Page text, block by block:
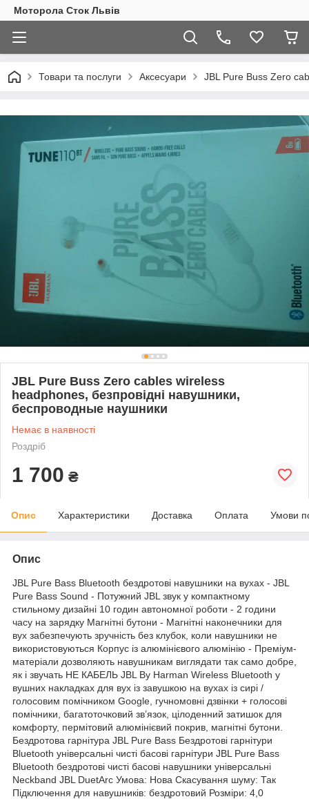
Моторола Сток Львів
Товари та послуги Аксесуари JBL Pure Buss Zero
JBL Pure Buss Zero cables wireless
headphones, безпровідні навушники,
беспроводные наушники
Немає в наявності
Роздріб
1 700 ₴
Опис Характеристики Доставка Оплата Умови
Опис
JBL Pure Bass Bluetooth бездротові навушники на вухах - JBL
Pure Bass Sound - Потужний JBL звук у компактному
стильному дизайні 10 годин автономної роботи - 2 години
часу на зарядку Магнітні бутони - Магнітні наконечники для
вух забезпечують зручність без клубок, коли навушники не
використовуються Корпус із алюмінієвого алюмінію - Преміум-
матеріали дозволяють навушникам виглядати так само добре,
як і звучать НЕ КАБЕЛЬ JBL By Harman Wireless Bluetooth у
вушних накладках для вух із завушкою на вухах із сирі /
голосовим помічником Google, гучномовні дзвінки + голосові
помічники, багатоточковий зв’язок, цілоденний затишок для
комфорту, пермітовий алюмінієвий покрив, магнітні бутони.
Бездротова гарнітура JBL Pure Bass Бездротові гарнітури
Bluetooth універсальні чисті басові гарнітури JBL Pure Bass
Bluetooth бездротові чисті басові навушники універсальні
Neckband JBL DuetArc Умова: Нова Скасування шуму: Так
Підключення для навушників: бездротовий Розміри: 4,0